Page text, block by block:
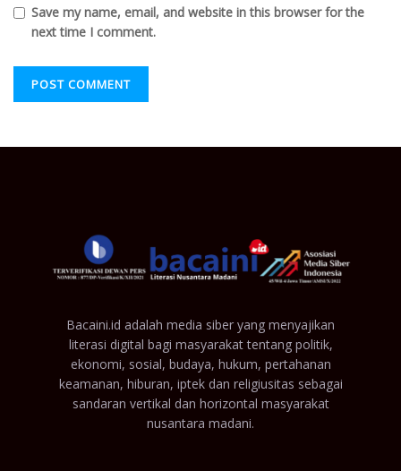
Save my name, email, and website in this browser for the
next time I comment.
Bacaini.id adalah media siber yang menyajikan
literasi digital bagi masyarakat tentang politik,
ekonomi, sosial, budaya, hukum, pertahanan
keamanan, hiburan, iptek dan religiusitas sebagai
sandaran vertikal dan horizontal masyarakat
nusantara madani.